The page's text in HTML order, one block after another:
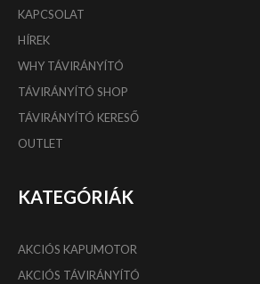
KAPCSOLAT
HÍREK
WHY TÁVIRÁNYÍTÓ
TÁVIRÁNYÍTÓ SHOP
TÁVIRÁNYÍTÓ KERESŐ
OUTLET
KATEGÓRIÁK
AKCIÓS KAPUMOTOR
AKCIÓS TÁVIRÁNYÍTÓ